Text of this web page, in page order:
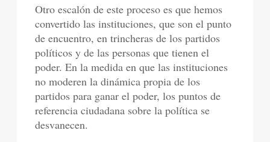
Otro escalón de este proceso es que hemos
convertido las instituciones, que son el punto
de encuentro, en trincheras de los partidos
políticos y de las personas que tienen el
poder. En la medida en que las instituciones
no moderen la dinámica propia de los
partidos para ganar el poder, los puntos de
referencia ciudadana sobre la política se
desvanecen.